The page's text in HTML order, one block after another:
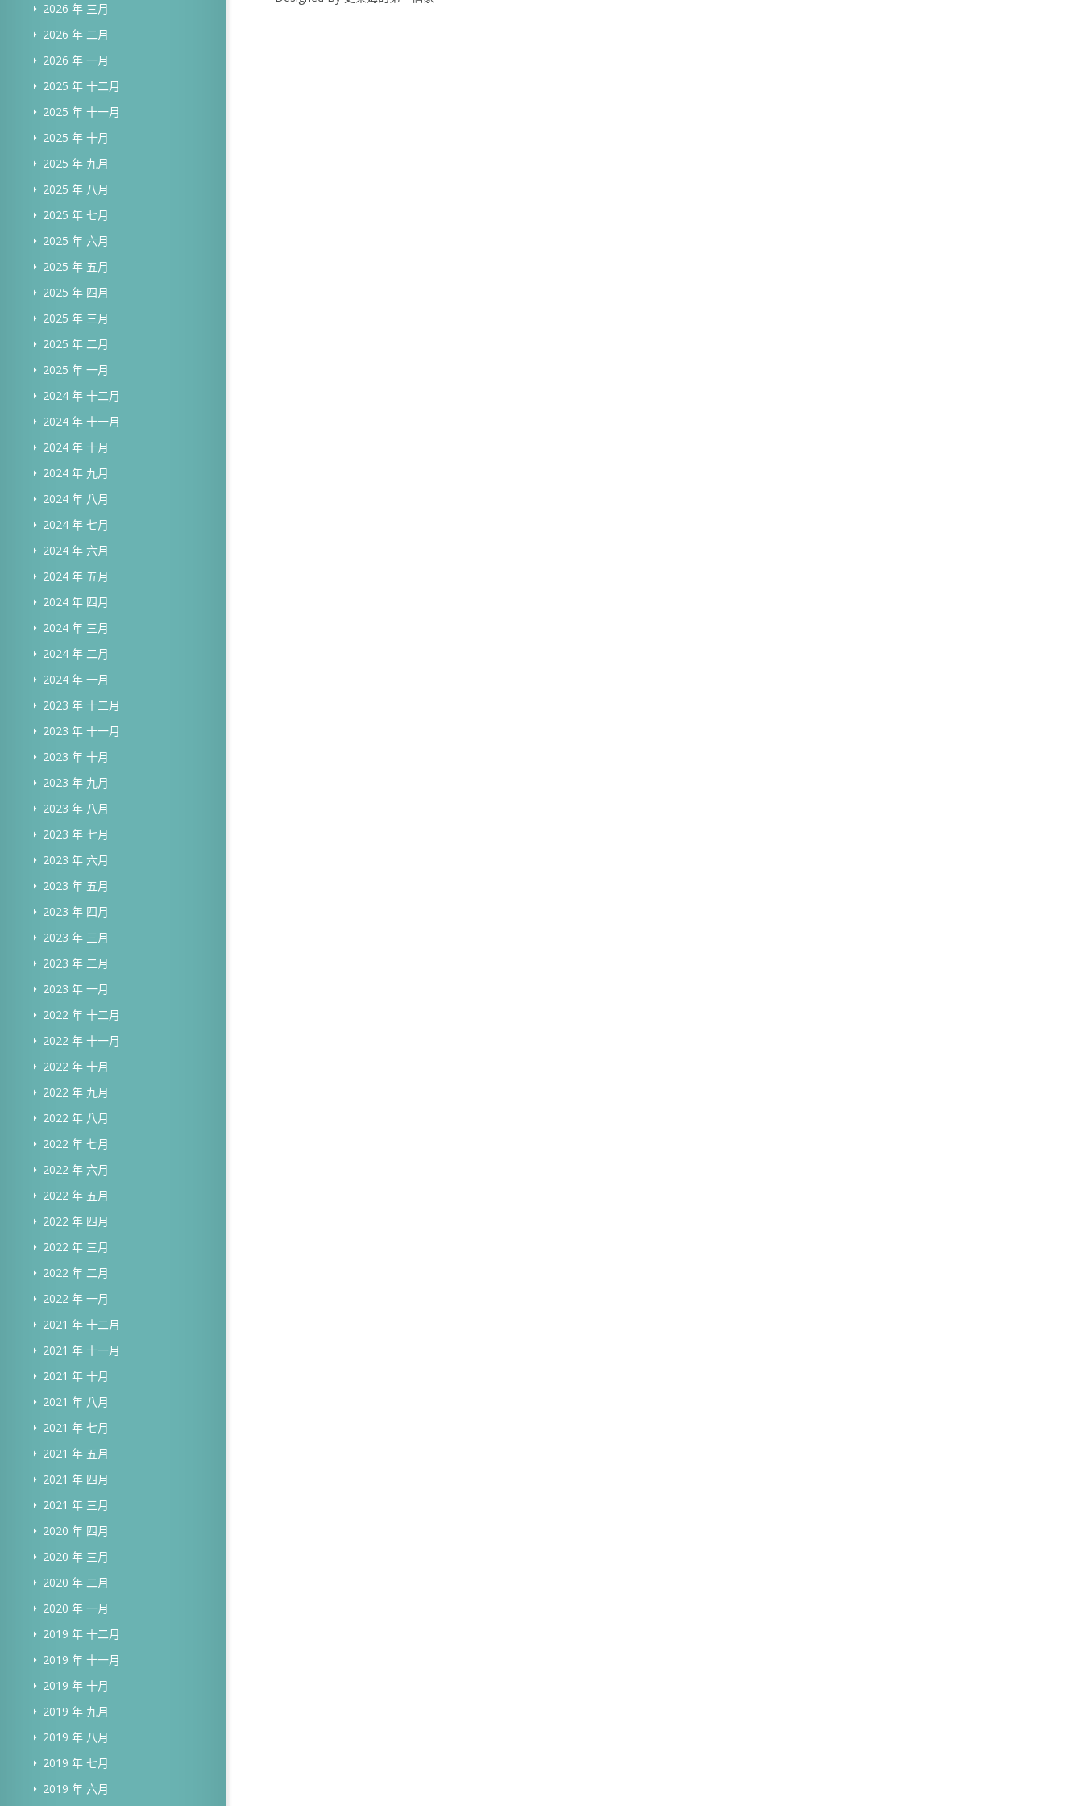
2026 年 三月
2026 年 二月
2026 年 一月
2025 年 十二月
2025 年 十一月
2025 年 十月
2025 年 九月
2025 年 八月
2025 年 七月
2025 年 六月
2025 年 五月
2025 年 四月
2025 年 三月
2025 年 二月
2025 年 一月
2024 年 十二月
2024 年 十一月
2024 年 十月
2024 年 九月
2024 年 八月
2024 年 七月
2024 年 六月
2024 年 五月
2024 年 四月
2024 年 三月
2024 年 二月
2024 年 一月
2023 年 十二月
2023 年 十一月
2023 年 十月
2023 年 九月
2023 年 八月
2023 年 七月
2023 年 六月
2023 年 五月
2023 年 四月
2023 年 三月
2023 年 二月
2023 年 一月
2022 年 十二月
2022 年 十一月
2022 年 十月
2022 年 九月
2022 年 八月
2022 年 七月
2022 年 六月
2022 年 五月
2022 年 四月
2022 年 三月
2022 年 二月
2022 年 一月
2021 年 十二月
2021 年 十一月
2021 年 十月
2021 年 八月
2021 年 七月
2021 年 五月
2021 年 四月
2021 年 三月
2020 年 四月
2020 年 三月
2020 年 二月
2020 年 一月
2019 年 十二月
2019 年 十一月
2019 年 十月
2019 年 九月
2019 年 八月
2019 年 七月
2019 年 六月